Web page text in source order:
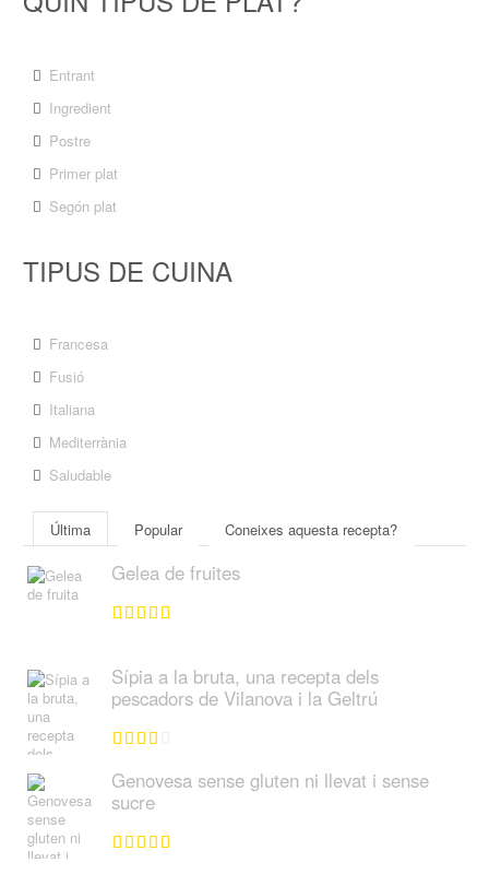
Entrant
Ingredient
Postre
Primer plat
Segón plat
TIPUS DE CUINA
Francesa
Fusió
Italiana
Mediterrània
Saludable
Última Popular Coneixes aquesta recepta?
Gelea de fruites
Sípia a la bruta, una recepta dels
pescadors de Vilanova i la Geltrú
Genovesa sense gluten ni llevat i sense
sucre